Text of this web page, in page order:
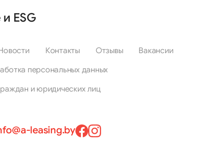
ESG
Контакты Отзывы
Вакансии
персональных данных
и юридических лиц
leasing.by